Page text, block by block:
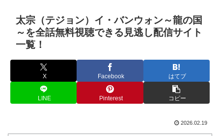
太宗（テジョン）イ・バンウォン～龍の国
～を全話無料視聴できる見逃し配信サイト
一覧！
X Facebook はてブ
LINE Pinterest コピー
2026.02.19